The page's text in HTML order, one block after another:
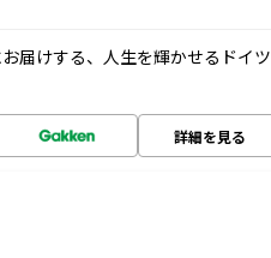
届けする、人生を輝かせるドイツ
詳細を見る